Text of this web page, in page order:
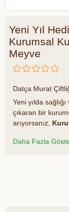
Yeni Yıl
Kurumsal
Meyve
Datça Murat
Yeni yılda
çıkaran bir
arıyorsanız,
Özenle seçilmiş
Daha Fazla